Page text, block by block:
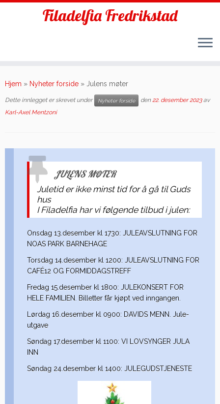
to
Filadelfia Fredrikstad
Hjem » Nyheter forside » Julens møter
Dette innlegget er skrevet under Nyheter forside den22. desember 2023 av
Karl-Axel Mentzoni
JULENS MØTER
Juletid er ikke minst tid for å gå til Guds
hus
I Filadelfia har vi følgende tilbud i julen:
Onsdag 13.desember kl 1730: JULEAVSLUTNING FOR
NOAS PARK BARNEHAGE
Torsdag 14.desember kl 1200: JULEAVSLUTNING FOR
CAFÉ12 OG FORMIDDAGSTREFF
Fredag 15.desember kl 1800: JULEKONSERT FOR
HELE FAMILIEN. Billetter får kjøpt ved inngangen.
Lørdag 16.desember kl 0900: DAVIDS MENN. Jule-
utgave
Søndag 17.desember kl 1100: VI LOVSYNGER JULA
INN
Søndag 24.desember kl 1400: JULEGUDSTJENESTE